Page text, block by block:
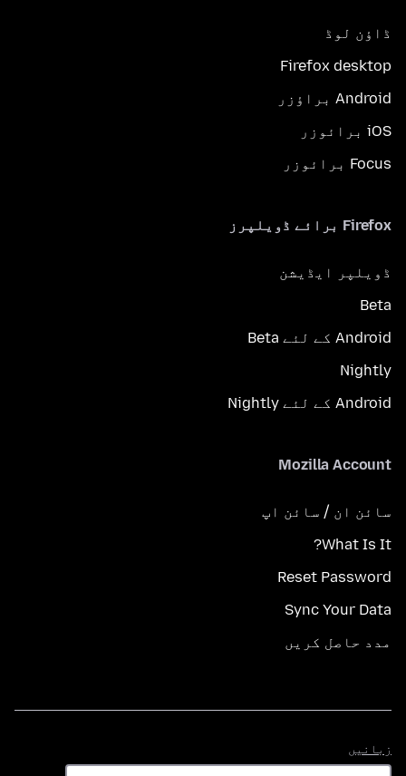
ڈاؤن لوڈ
Firefox desktop
Android براؤزر
iOS برائوزر
Focus برائوزر
Firefox برائے ڈویلپرز
ڈویلپر ایڈیشن
Beta
Android کے لئے Beta
Nightly
Android کے لئے Nightly
Mozilla Account
سائن ان / سائن اپ
What Is It?
Reset Password
Sync Your Data
مدد حاصل کریں
زبانیں